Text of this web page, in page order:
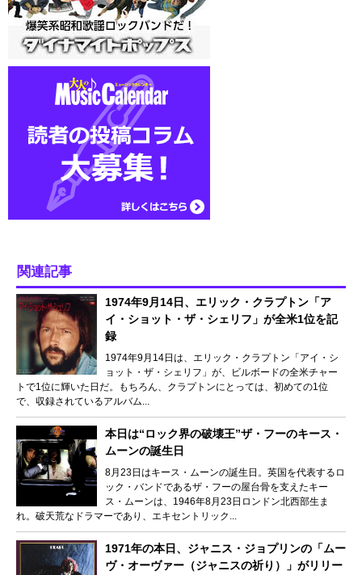
関連記事
1974年9月14日、エリック・クラプトン「ア
イ・ショット・ザ・シェリフ」が全米1位を記
録
1974年9月14日は、エリック・クラプトン「アイ・シ
ョット・ザ・シェリフ」が、ビルボードの全米チャー
トで1位に輝いた日だ。もちろん、クラプトンにとっては、初めての1位
で、収録されているアルバム...
本日は“ロック界の破壊王”ザ・フーのキース・
ムーンの誕生日
8月23日はキース・ムーンの誕生日。英国を代表するロ
ック・バンドであるザ・フーの屋台骨を支えたキー
ス・ムーンは、1946年8月23日ロンドン北西部生ま
れ。破天荒なドラマーであり、エキセントリック...
1971年の本日、ジャニス・ジョプリンの「ムー
ヴ・オーヴァー（ジャニスの祈り）」がリリー